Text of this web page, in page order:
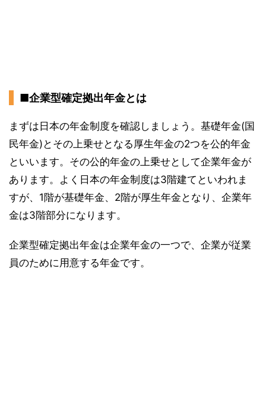
■企業型確定拠出年金とは
まずは日本の年金制度を確認しましょう。基礎年金(国
民年金)とその上乗せとなる厚生年金の2つを公的年金
といいます。その公的年金の上乗せとして企業年金が
あります。よく日本の年金制度は3階建てといわれま
すが、1階が基礎年金、2階が厚生年金となり、企業年
金は3階部分になります。
企業型確定拠出年金は企業年金の一つで、企業が従業
員のために用意する年金です。